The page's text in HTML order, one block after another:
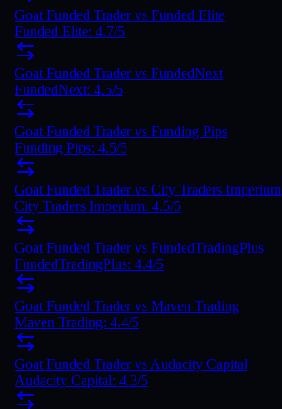
Goat Funded Tradervs Funded Elite
Funded Elite: 4.7/5
Goat Funded Tradervs FundedNext
FundedNext: 4.5/5
Goat Funded Trader vs Funding Pips
Funding Pips: 4.5/5
Goat Funded Trader vs City Traders Imperium
City Traders Imperium: 4.5/5
Goat Funded Trader vs FundedTradingPlus
FundedTradingPlus: 4.4/5
Goat Funded Trader vs Maven Trading
Maven Trading: 4.4/5
Goat Funded Trader vs Audacity Capital
Audacity Capital: 4.3/5